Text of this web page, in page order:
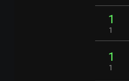
1
1
1
1